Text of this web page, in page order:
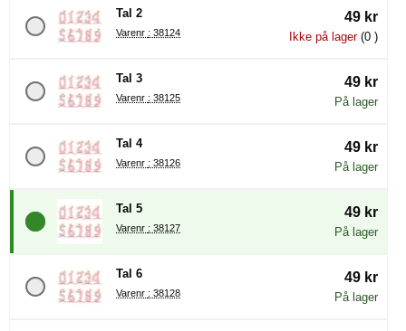
Tal 2
Varenr : 38124
49 kr
Ikke på lager(0 )
Tal 3
Varenr : 38125
49 kr
På lager
Tal 4
Varenr : 38126
49 kr
På lager
Tal 5
Varenr : 38127
49 kr
På lager
Tal 6
Varenr : 38128
49 kr
På lager